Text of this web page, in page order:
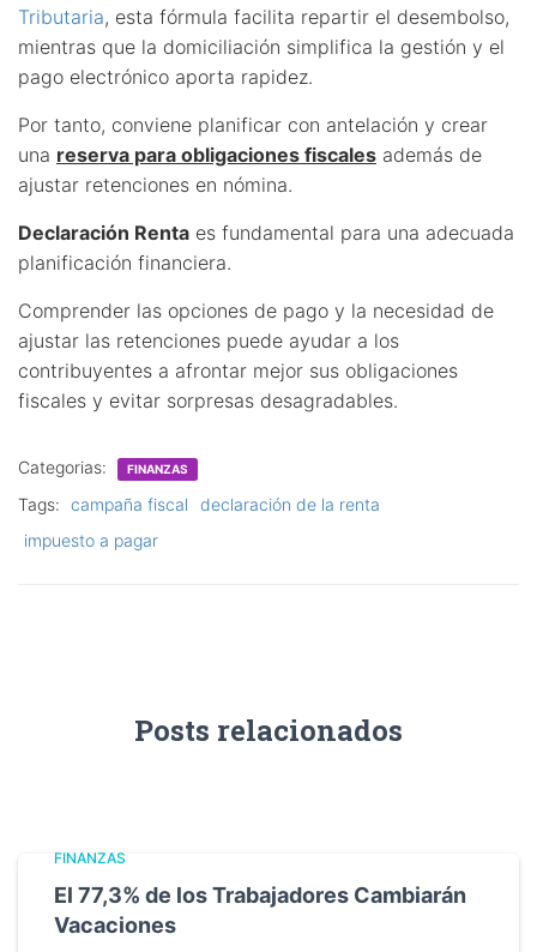
Tributaria, esta fórmula facilita repartir el desembolso,
mientras que la domiciliación simplifica la gestión y el
pago electrónico aporta rapidez.
Por tanto, conviene planificar con antelación y crear
una reserva para obligaciones fiscales además de
ajustar retenciones en nómina.
Declaración Renta es fundamental para una adecuada
planificación financiera.
Comprender las opciones de pago y la necesidad de
ajustar las retenciones puede ayudar a los
contribuyentes a afrontar mejor sus obligaciones
fiscales y evitar sorpresas desagradables.
Categorias: FINANZAS
Tags: campaña fiscal
declaración de la renta
impuesto a pagar
Posts relacionados
FINANZAS
El 77,3% de los Trabajadores Cambiarán
Vacaciones